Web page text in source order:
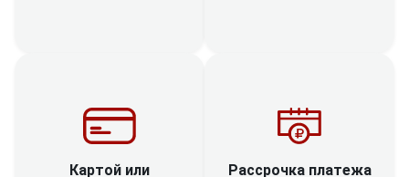
Картой или
Рассрочка платежа